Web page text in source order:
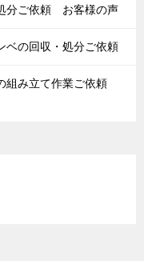
分ご依頼 お客様の声
ベの回収・処分ご依頼
組み立て作業ご依頼